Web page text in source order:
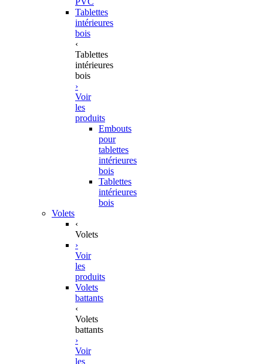
Tablettes
intérieures
bois
‹
Tablettes
intérieures
bois
›
Voir
les
produits
Embouts
pour
tablettes
intérieures
bois
Tablettes
intérieures
bois
Volets
‹
Volets
›
Voir
les
produits
Volets
battants
‹
Volets
battants
›
Voir
les